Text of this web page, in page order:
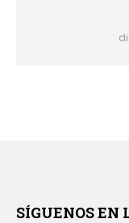
SÍGUENOS EN